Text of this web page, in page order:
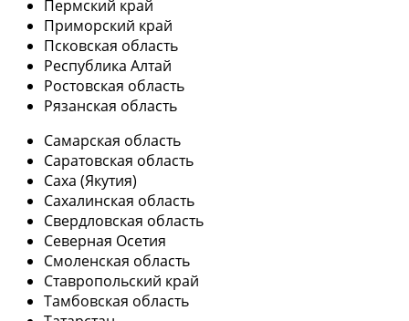
Пермский край
Приморский край
Псковская область
Республика Алтай
Ростовская область
Рязанская область
Самарская область
Саратовская область
Саха (Якутия)
Сахалинская область
Свердловская область
Северная Осетия
Смоленская область
Ставропольский край
Тамбовская область